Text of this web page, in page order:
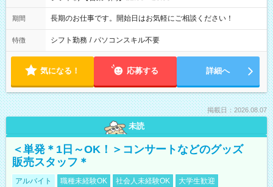
期間 長期のお仕事です。開始日はお気軽にご相談ください！
特徴 シフト勤務 / パソコンスキル不要
気になる！ 応募する 詳細へ
掲載日：2026.08.07
未読
＜単発＊1日～OK！＞コンサートなどのグッズ
販売スタッフ＊
アルバイト 職種未経験OK 社会人未経験OK
大学生歓迎